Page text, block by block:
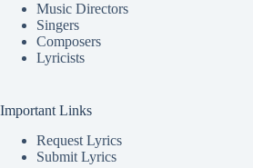
Music Directors
Singers
Composers
Lyricists
Important Links
Request Lyrics
Submit Lyrics